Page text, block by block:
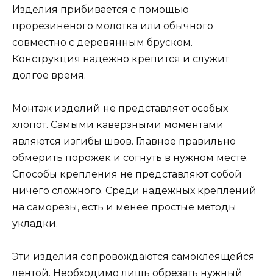
Изделия прибивается с помощью
прорезиненого молотка или обычного
совместно с деревянным бруском.
Конструкция надежно крепится и служит
долгое время.
Монтаж изделий не представляет особых
хлопот. Самыми каверзными моментами
являются изгибы швов. Главное правильно
обмерить порожек и согнуть в нужном месте.
Способы крепления не представляют собой
ничего сложного. Среди надежных креплений
на саморезы, есть и менее простые методы
укладки.
Эти изделия сопровождаются самоклеящейся
лентой. Необходимо лишь обрезать нужный